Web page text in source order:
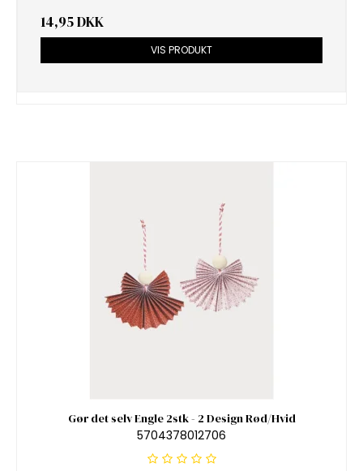
14,95 DKK
VIS PRODUKT
Gør det selv Engle 2stk - 2 Design Rød/Hvid
5704378012706